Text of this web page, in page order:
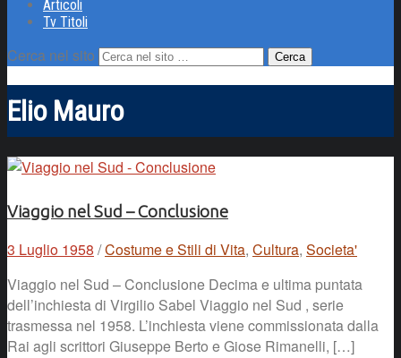
Articoli
Tv Titoli
Cerca nel sito
Elio Mauro
Viaggio nel Sud – Conclusione
3 Luglio 1958 /Costume e Stili di Vita, Cultura, Societa'
Viaggio nel Sud – Conclusione Decima e ultima puntata
dell’inchiesta di Virgilio Sabel Viaggio nel Sud , serie
trasmessa nel 1958. L’inchiesta viene commissionata dalla
Rai agli scrittori Giuseppe Berto e Giose Rimanelli, […]